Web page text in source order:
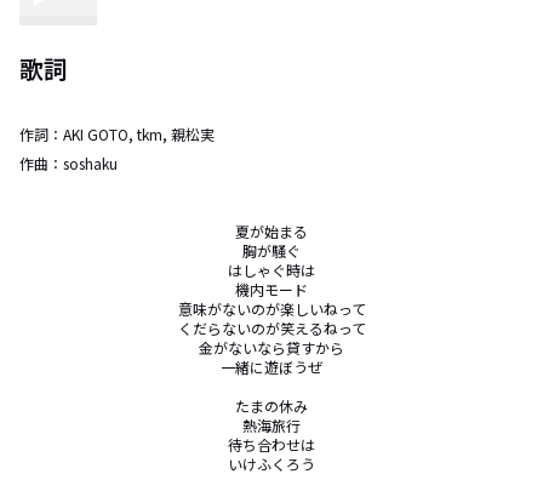
歌詞
作詞： AKI GOTO, tkm, 親松実
作曲： soshaku
夏が始まる
胸が騒ぐ
はしゃぐ時は
機内モード
意味がないのが楽しいねって
くだらないのが笑えるねって
金がないなら貸すから
一緒に遊ぼうぜ
たまの休み
熱海旅行
待ち合わせは
いけふくろう